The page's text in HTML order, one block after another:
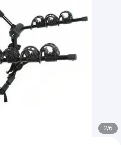
2/6